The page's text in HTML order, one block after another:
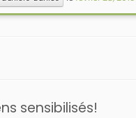
sensibilisés!